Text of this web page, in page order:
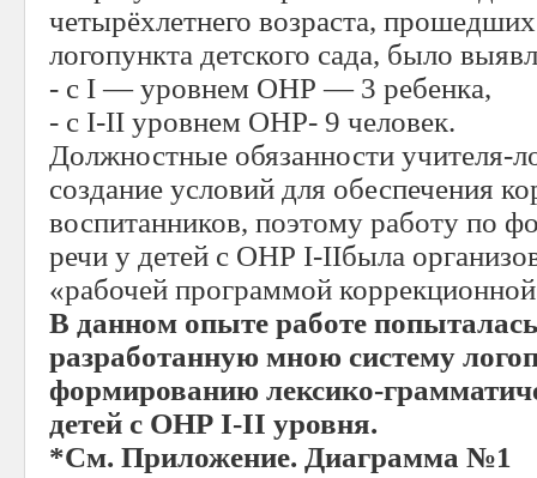
четырёхлетнего возраста,
логопункта детского сада, было
- с I — уровнем ОНР — 3 ребенка,
- с I-II уровнем ОНР- 9 человек.
Должностные обязанности учителя-
создание условий для обеспечения
воспитанников, поэтому работу по
речи у детей с ОНР I-IIбыла
«рабочей программой
В данном опыте работе
разработанную мною систему
формированию лексико-
детей с ОНР I-II уровня.
*См. Приложение. Диаграмма №1